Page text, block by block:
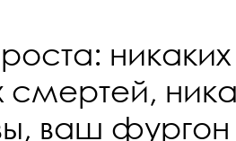
смертей,
ваш